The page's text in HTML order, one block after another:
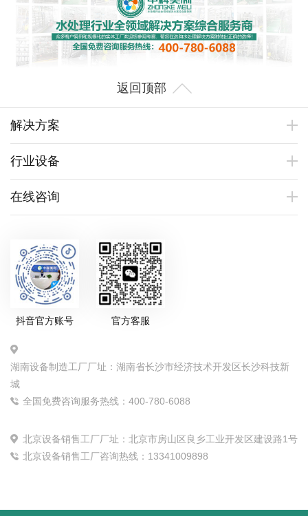
返回顶部
解决方案
行业设备
在线咨询
抖音官方账号 官方客服
湖南设备制造工厂厂址：湖南省长沙市经济技术开发区长沙科技新
城
全国免费咨询服务热线：400-780-6088
北京设备销售工厂厂址：北京市房山区良乡工业开发区建设路1号
北京设备销售工厂咨询热线：13341009898